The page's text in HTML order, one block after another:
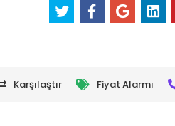
Karşılaştır Fiyat Alarmı